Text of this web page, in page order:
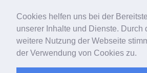
Cookies helfen uns bei der
unserer Inhalte und Dienste. Durch
weitere Nutzung der Webseite
der Verwendung von Cookies zu.
© Copyright - 123effizientdabei - Mehr Effizienz